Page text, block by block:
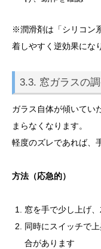
※潤滑剤は「シリコン
着しやすく逆効果にな
3.3. 窓ガラスの
ガラス自体が傾いてい
まらなくなります。
軽度のズレであれば、
方法（応急的）
窓を手で少し上げ
同時にスイッチで
合があります